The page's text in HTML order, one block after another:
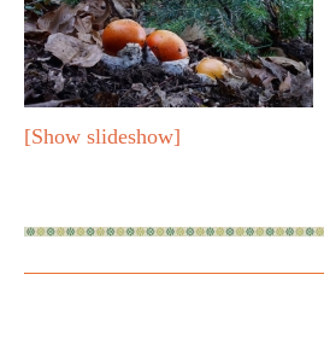
[Show slideshow]